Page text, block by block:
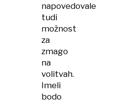
napovedovale
tudi
možnost
za
zmago
na
volitvah.
Imeli
bodo